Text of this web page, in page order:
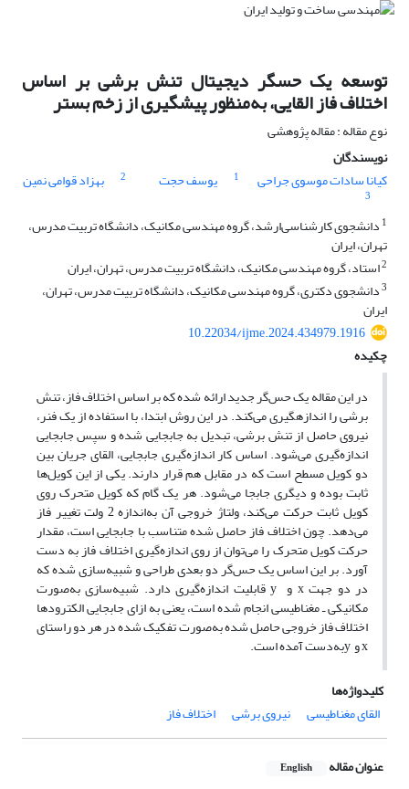
توسعه یک حسگر دیجیتال تنش برشی بر اساس
اختلاف ‌فاز القایی، به‌منظور پیشگیری از زخم بستر
نوع مقاله : مقاله پژوهشی
نویسندگان
کیانا سادات موسوی جراحی
1 یوسف حجت 2 بهزاد قوامی نمین
3
1 دانشجوی کارشناسی‌ارشد، گروه مهندسی مکانیک، دانشگاه تربیت مدرس،
تهران، ایران
2استاد، گروه مهندسی مکانیک، دانشگاه تربیت مدرس، تهران، ایران
3دانشجوی دکتری، گروه مهندسی مکانیک، دانشگاه تربیت مدرس، تهران،
ایران
10.22034/ijme.2024.434979.1916
چکیده
در این مقاله یک حس‌گر جدید ارائه ‌شده که بر اساس اختلاف ‌فاز، تنش
برشی را اندازه­گیری می‌کند. در این روش ابتدا، با استفاده از یک فنر،
نیروی حاصل از تنش برشی، تبدیل به جابجایی شده و سپس جابجایی
اندازه‌گیری می‌شود. اساس کار اندازه‌گیری جابجایی، القای جریان بین
دو کویل مسطح است که در مقابل هم قرار دارند. یکی از این کویل­‌ها
ثابت بوده و دیگری جابجا می‌شود. هر یک گام که کویل متحرک روی
کویل ثابت حرکت می‌کند، ولتاژ خروجی آن به‌اندازه 2 ولت تغییر فاز
می‌دهد. چون اختلاف‌ فاز حاصل ‌شده متناسب با جابجایی است، مقدار
حرکت کویل متحرک را می‌توان از روی اندازه‌گیری اختلاف ‌فاز به دست
آورد. بر این اساس یک حس‌گر دو بعدی طراحی و شبیه‌سازی‌ شده که
در دو جهت x و y قابلیت اندازه‌گیری دارد. شبیه‌سازی به‌صورت
مکانیکی ـ مغناطیسی انجام‌ شده است، یعنی به ازای جابجایی الکترودها
اختلاف ‌فاز خروجی حاصل‌ شده به‌صورت تفکیک‌ شده در هر دو راستای
x و yبه‌دست ‌آمده است.
کلیدواژه‌ها
القای مغناطیسی
نیروی برشی اختلاف فاز
عنوان مقاله English